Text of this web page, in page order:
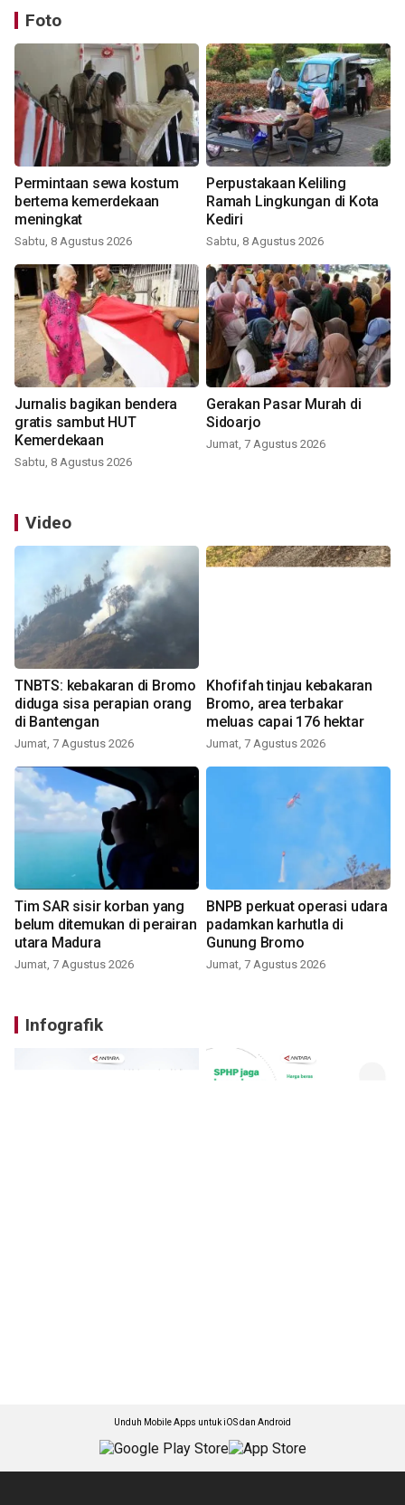
Foto
Permintaan sewa kostum
bertema kemerdekaan
meningkat
Sabtu, 8 Agustus 2026
Perpustakaan Keliling
Ramah Lingkungan di Kota
Kediri
Sabtu, 8 Agustus 2026
Jurnalis bagikan bendera
gratis sambut HUT
Kemerdekaan
Sabtu, 8 Agustus 2026
Gerakan Pasar Murah di
Sidoarjo
Jumat, 7 Agustus 2026
Video
TNBTS: kebakaran di Bromo
diduga sisa perapian orang
di Bantengan
Jumat, 7 Agustus 2026
Khofifah tinjau kebakaran
Bromo, area terbakar
meluas capai 176 hektar
Jumat, 7 Agustus 2026
Tim SAR sisir korban yang
belum ditemukan di perairan
utara Madura
Jumat, 7 Agustus 2026
BNPB perkuat operasi udara
padamkan karhutla di
Gunung Bromo
Jumat, 7 Agustus 2026
Infografik
Unduh Mobile Apps untuk iOS dan Android